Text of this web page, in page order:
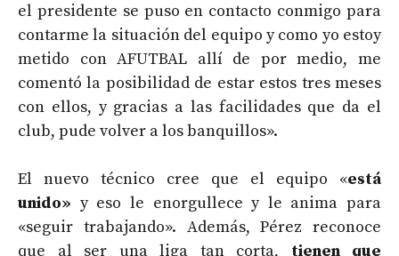
el presidente se puso en contacto conmigo para
contarme la situación del equipo y como yo estoy
metido con AFUTBAL allí de por medio, me
comentó la posibilidad de estar estos tres meses
con ellos, y gracias a las facilidades que da el
club, pude volver a los banquillos».
El nuevo técnico cree que el equipo «está
unido» y eso le enorgullece y le anima para
«seguir trabajando». Además, Pérez reconoce
que al ser una liga tan corta, tienen que